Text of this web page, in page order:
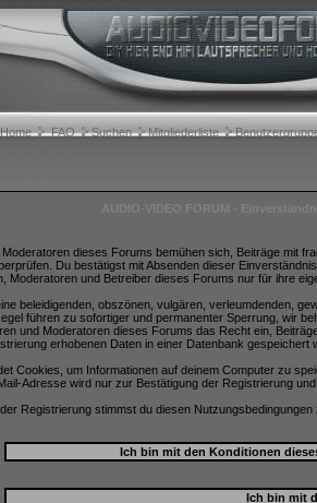
Home FAQ Suchen Mitgliederliste
Moderatoren dieses Forums bemühen sich, Beiträge mit
Du bestätigst mit Absenden dieser
Moderatoren und Betreiber dieses Forums nur für ihre
beleidigenden, obszönen, vulgären, verleumdenden,
führen zu sofortiger und permanenter Sperrung, wir
und Moderatoren dieses Forums das Recht ein,
erhobenen Daten in einer Datenbank gespeichert
Cookies, um Informationen auf deinem Computer zu
Adresse wird nur zur Bestätigung der Registrierung
Registrierung stimmst du diesen Nutzungsbedingungen